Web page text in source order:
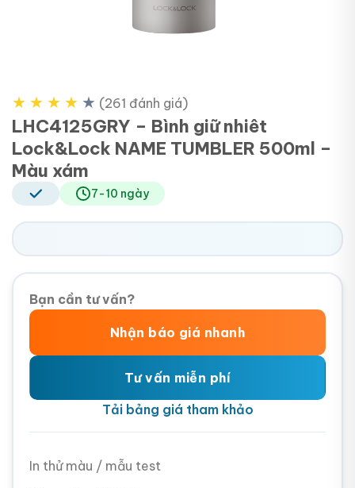
★ ★ ★ ★ ★ (261 đánh giá)
LHC4125GRY – Bình giữ nhiêt
Lock&Lock NAME TUMBLER 500ml –
Màu xám
7-10 ngày
Bạn cần tư vấn?
Nhận báo giá nhanh
Tư vấn miễn phí
Tải bảng giá tham khảo
In thử màu / mẫu test